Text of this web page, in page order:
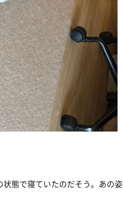
態で寝ていたのだそう。あの姿